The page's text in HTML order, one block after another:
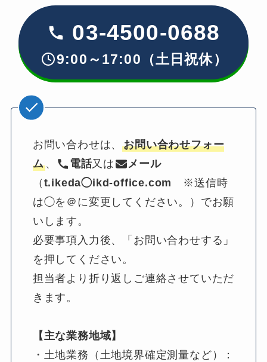
03-4500-0688
9:00～17:00（土日祝休）
お問い合わせは、お問い合わせフォー
ム、 電話又は
メール
（ t.ikeda◯ikd-office.com
※送信時
は◯を＠に変更してください。）でお願
いします。
必要事項入力後、「お問い合わせする」
を押してください。
担当者より折り返しご連絡させていただ
きます。
【主な業務地域】
・土地業務（土地境界確定測量など）：